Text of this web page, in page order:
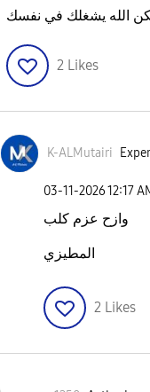
الله يشغلك في نفسك
2 Likes
K-ALMutairi
‎03-11-202612:17
وازح عزم كلب
المطيزي
2 Likes